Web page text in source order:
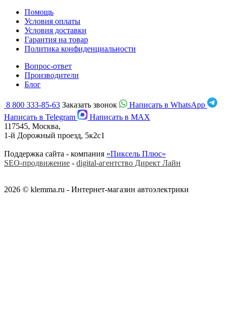
Помощь
Условия оплаты
Условия доставки
Гарантия на товар
Политика конфиденциальности
Вопрос-ответ
Производители
Блог
8 800 333-85-63 Заказать звонок
Написать в WhatsApp
Написать в Telegram
Написать в MAX
117545, Москва,
1-й Дорожный проезд, 5к2с1
Поддержка сайта - компания «Пиксель Плюс»
SEO-продвижение - digital-агентство Директ Лайн
2026 © klemma.ru - Интернет-магазин автоэлектрики